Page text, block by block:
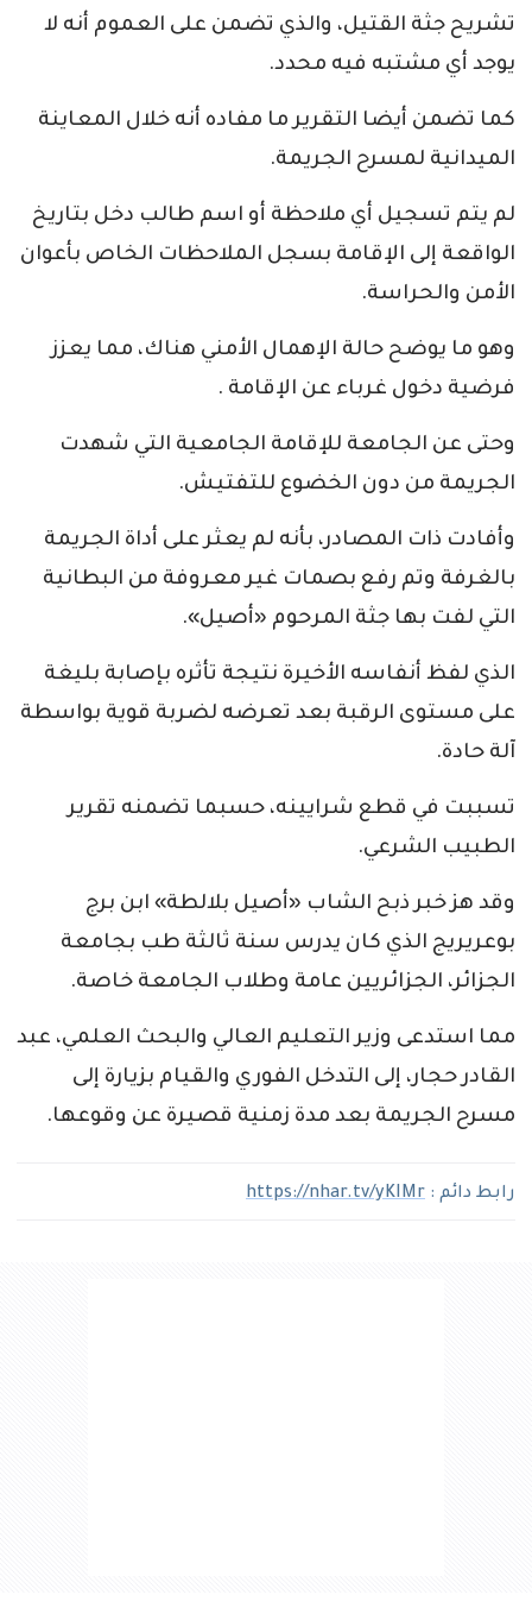
تشريح جثة القتيل، والذي تضمن على العموم أنه لا
يوجد أي مشتبه فيه محدد.
كما تضمن أيضا التقرير ما مفاده أنه خلال المعاينة
الميدانية لمسرح الجريمة.
لم يتم تسجيل أي ملاحظة أو اسم طالب دخل بتاريخ
الواقعة إلى الإقامة بسجل الملاحظات الخاص بأعوان
الأمن والحراسة.
وهو ما يوضح حالة الإهمال الأمني هناك، مما يعزز
فرضية دخول غرباء عن الإقامة .
وحتى عن الجامعة للإقامة الجامعية التي شهدت
الجريمة من دون الخضوع للتفتيش.
وأفادت ذات المصادر، بأنه لم يعثر على أداة الجريمة
بالغرفة وتم رفع بصمات غير معروفة من البطانية
التي لفت بها جثة المرحوم «أصيل».
الذي لفظ أنفاسه الأخيرة نتيجة تأثره بإصابة بليغة
على مستوى الرقبة بعد تعرضه لضربة قوية بواسطة
آلة حادة.
تسببت في قطع شرايينه، حسبما تضمنه تقرير
الطبيب الشرعي.
وقد هز خبر ذبح الشاب «أصيل بلالطة» ابن برج
بوعريريج الذي كان يدرس سنة ثالثة طب بجامعة
الجزائر، الجزائريين عامة وطلاب الجامعة خاصة.
مما استدعى وزير التعليم العالي والبحث العلمي، عبد
القادر حجار، إلى التدخل الفوري والقيام بزيارة إلى
مسرح الجريمة بعد مدة زمنية قصيرة عن وقوعها.
رابط دائم : https://nhar.tv/yKIMr